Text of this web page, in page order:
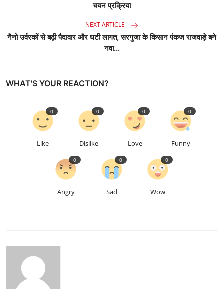
चयन प्रक्रिया
NEXT ARTICLE
नैनो उर्वरकों से बढ़ी पैदावार और घटी लागत, सरगुजा के किसान पंकज राजवाड़े बने
नवा...
WHAT'S YOUR REACTION?
Like
0
Dislike
0
Love
0
Funny
0
Angry
0
Sad
0
Wow
0